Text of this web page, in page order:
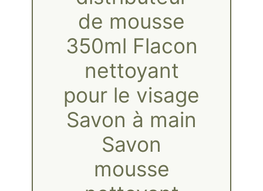
de mousse
350ml Flacon
nettoyant
pour le visage
Savon à main
Savon
mousse